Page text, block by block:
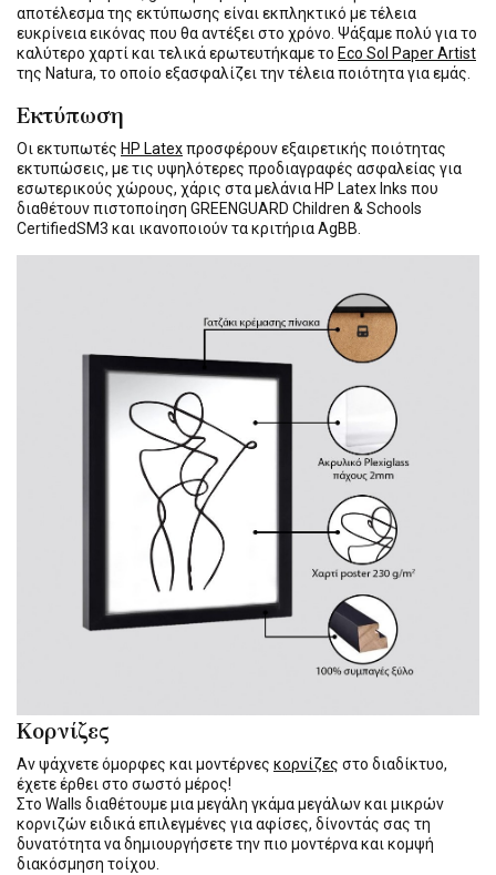
αποτέλεσμα της εκτύπωσης είναι εκπληκτικό με τέλεια
ευκρίνεια εικόνας που θα αντέξει στο χρόνο. Ψάξαμε πολύ για το
καλύτερο χαρτί και τελικά ερωτευτήκαμε το Eco Sol Paper Artist
της Natura, το οποίο εξασφαλίζει την τέλεια ποιότητα για εμάς.
Εκτύπωση
Οι εκτυπωτές HP Latexπροσφέρουν εξαιρετικής ποιότητας
εκτυπώσεις, με τις υψηλότερες προδιαγραφές ασφαλείας για
εσωτερικούς χώρους, χάρις στα μελάνια HP Latex Inks που
διαθέτουν πιστοποίηση GREENGUARD Children & Schools
CertifiedSM3 και ικανοποιούν τα κριτήρια AgBB.
Κορνίζες
Αν ψάχνετε όμορφες και μοντέρνες κορνίζες στο διαδίκτυο,
έχετε έρθει στο σωστό μέρος!
Στο Walls διαθέτουμε μια μεγάλη γκάμα μεγάλων και μικρών
κορνιζών ειδικά επιλεγμένες για αφίσες, δίνοντάς σας τη
δυνατότητα να δημιουργήσετε την πιο μοντέρνα και κομψή
διακόσμηση τοίχου.